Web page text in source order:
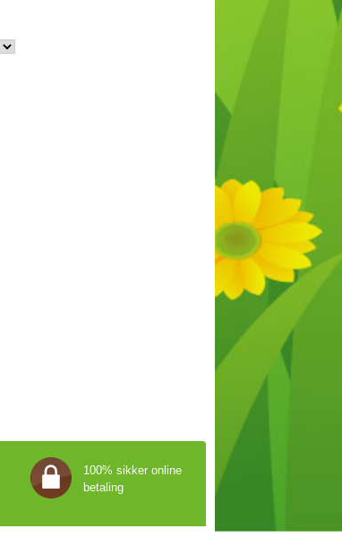
100% sikker online
betaling